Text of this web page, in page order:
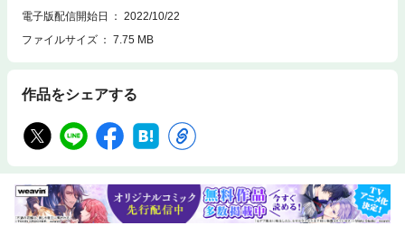
電子版配信開始日
2022/10/22
ファイルサイズ
7.75 MB
作品をシェアする